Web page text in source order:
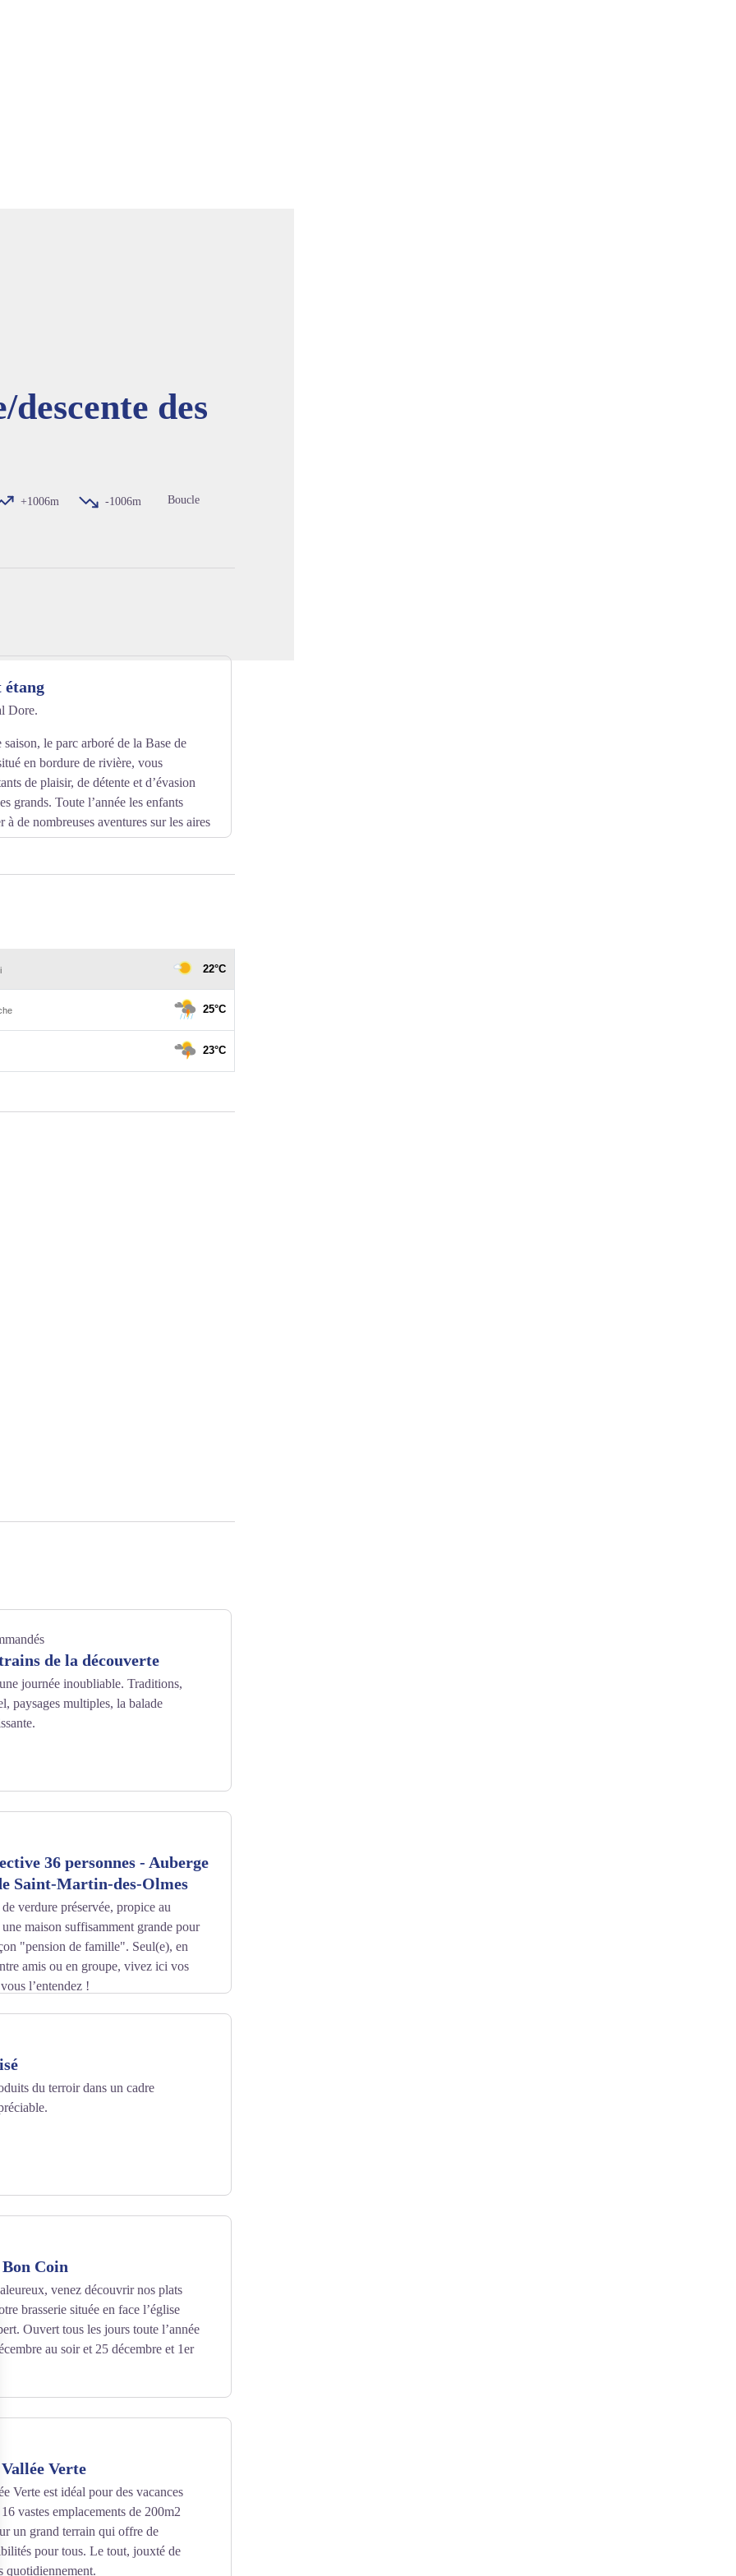
des
+1006m -1006m
Boucle
étang
Dore.
le parc arboré de la Base de
en bordure de rivière, vous
de plaisir, de détente et d’évasion
grands. Toute l’année les enfants
à de nombreuses aventures sur les aires
toboggans, petit train… Les
sur le plan d’eau, petits et grands
électriques ou les canoës du
durant l’été : concerts en terrasse,
d’artifice…
de rejoindre facilement le plan d'eau
et de nature sauront apprécier
profiter des aires de pique-nique, les
de la découverte
journée inoubliable. Traditions,
paysages multiples, la balade
36 personnes - Auberge
Saint-Martin-des-Olmes
verdure préservée, propice au
une maison suffisamment grande pour
"pension de famille". Seul(e), en
amis ou en groupe, vivez ici vos
l’entendez !
du terroir dans un cadre
Coin
venez découvrir nos plats
brasserie située en face l’église
Ouvert tous les jours toute l’année
au soir et 25 décembre et 1er
Verte
Verte est idéal pour des vacances
vastes emplacements de 200m2
un grand terrain qui offre de
pour tous. Le tout, jouxté de
quotidiennement.